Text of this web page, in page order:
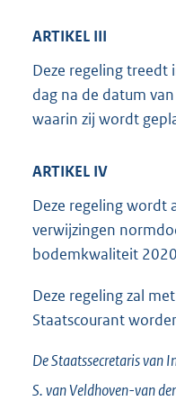
ARTIKEL III
Deze regeling treedt
dag na de datum
waarin zij wordt
ARTIKEL IV
Deze regeling wordt
verwijzingen
bodemkwaliteit
Deze regeling zal
Staatscourant
De Staatssecretaris van
S. vanVeldhoven-van